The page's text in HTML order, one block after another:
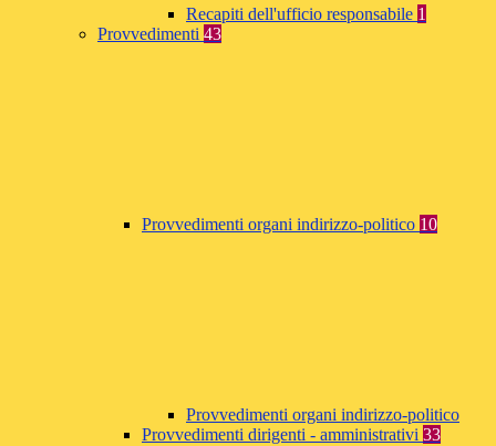
Recapiti dell'ufficio responsabile 1
Provvedimenti 43
Provvedimenti organi indirizzo-politico 10
Provvedimenti organi indirizzo-politico
Provvedimenti dirigenti - amministrativi 33